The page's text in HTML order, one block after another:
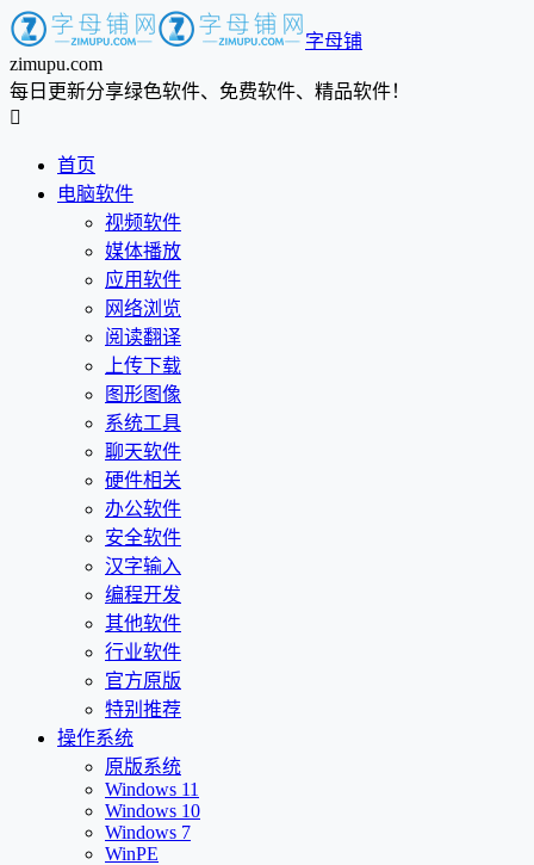
字母铺
zimupu.com
每日更新分享绿色软件、免费软件、精品软件！

首页
电脑软件
视频软件
媒体播放
应用软件
网络浏览
阅读翻译
上传下载
图形图像
系统工具
聊天软件
硬件相关
办公软件
安全软件
汉字输入
编程开发
其他软件
行业软件
官方原版
特别推荐
操作系统
原版系统
Windows 11
Windows 10
Windows 7
WinPE